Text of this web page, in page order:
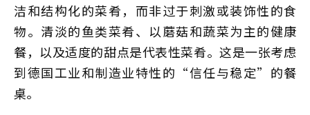
洁和结构化的菜肴，而非过于刺激或装饰性的食
物。清淡的鱼类菜肴、以蘑菇和蔬菜为主的健康
餐，以及适度的甜点是代表性菜肴。这是一张考虑
到德国工业和制造业特性的“信任与稳定”的餐
桌。